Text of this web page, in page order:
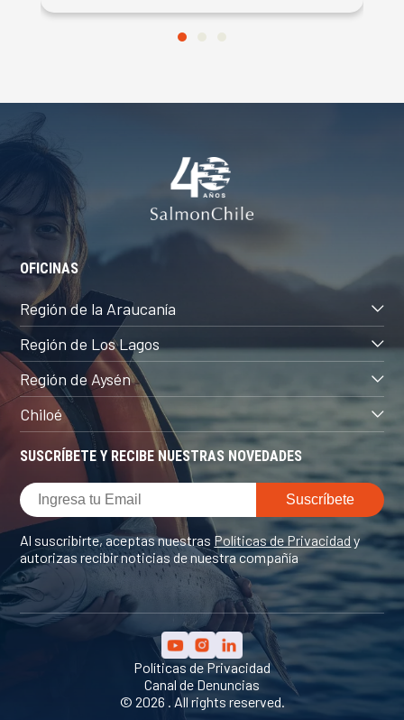
SUSCRÍBETE Y RECIBE NUESTRAS NOVEDADES
Al suscribirte, aceptas nuestras Políticas de Privacidady
autorizas recibir noticias de nuestra compañía
OFICINAS
Región de la Araucanía
Región de Los Lagos
Región de Aysén
Chiloé
© 2026 . All rights reserved.
Políticas de Privacidad
Canal de Denuncias